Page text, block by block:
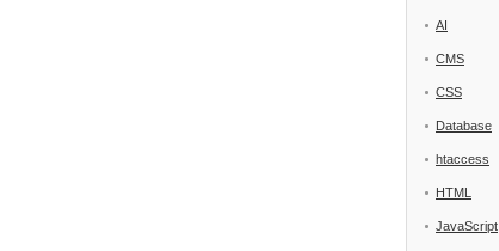
AI
CMS
CSS
Database
htaccess
HTML
JavaScript